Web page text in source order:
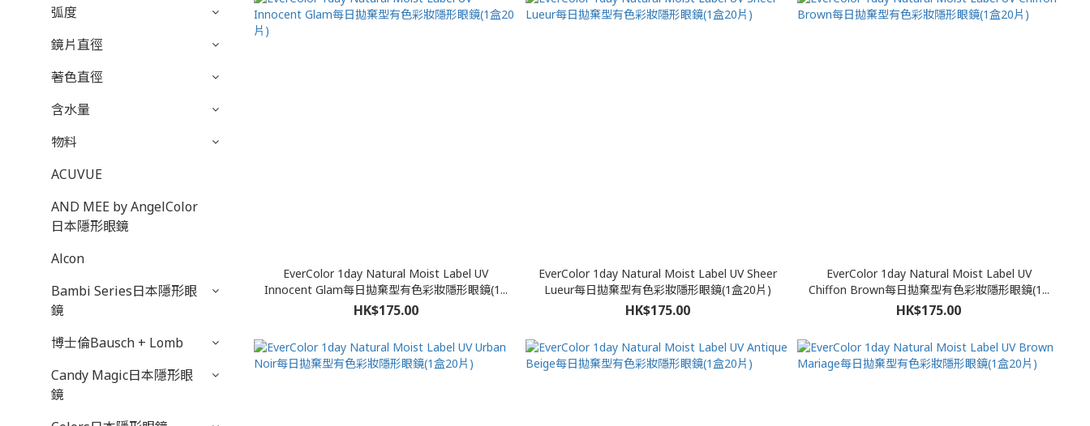
弧度
鏡片直徑
著色直徑
含水量
物料
ACUVUE
AND MEE by AngelColor
日本隱形眼鏡
Alcon
Bambi Series日本隱形眼
鏡
博士倫Bausch + Lomb
Candy Magic日本隱形眼
鏡
EverColor 1day Natural Moist Label UV
Innocent Glam每日拋棄型有色彩妝隱形眼鏡(1...
HK$175.00
EverColor 1day Natural Moist Label UV Sheer
Lueur每日拋棄型有色彩妝隱形眼鏡(1盒20片)
HK$175.00
EverColor 1day Natural Moist Label UV
Chiffon Brown每日拋棄型有色彩妝隱形眼鏡(1...
HK$175.00